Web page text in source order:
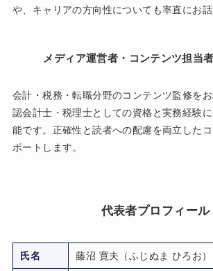
や、キャリアの方向性についても率直にお話
メディア運営者・コンテンツ担当
会計・税務・転職分野のコンテンツ監修を
認会計士・税理士としての資格と実務経験
能です。正確性と読者への配慮を両立した
ポートします。
代表者プロフィール
氏名 藤沼 寛夫（ふじぬま ひろお）